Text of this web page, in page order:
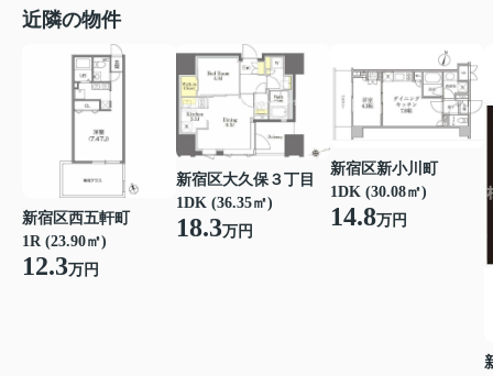
近隣の物件
新宿区西五軒町
1R (23.90㎡)
12.3万円
新宿区大久保３丁目
1DK (36.35㎡)
18.3万円
新宿区新小川町
1DK (30.08㎡)
14.8万円